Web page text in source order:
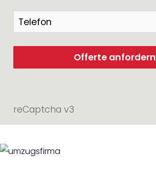
Offerte anfordern
reCaptcha v3